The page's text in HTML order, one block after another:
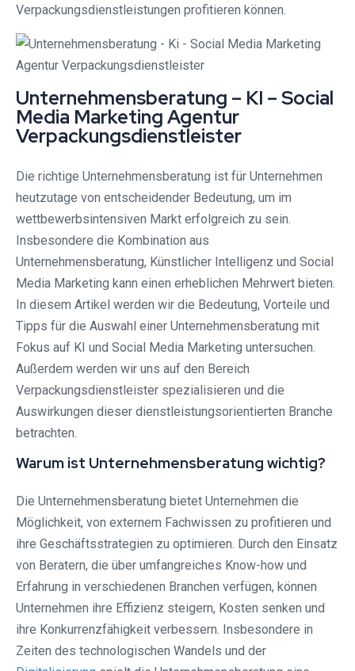
Verpackungsdienstleistungen profitieren können.
Unternehmensberatung – KI – Social
Media Marketing Agentur
Verpackungsdienstleister
Die richtige Unternehmensberatung ist für Unternehmen
heutzutage von entscheidender Bedeutung, um im
wettbewerbsintensiven Markt erfolgreich zu sein.
Insbesondere die Kombination aus
Unternehmensberatung, Künstlicher Intelligenz und Social
Media Marketing kann einen erheblichen Mehrwert bieten.
In diesem Artikel werden wir die Bedeutung, Vorteile und
Tipps für die Auswahl einer Unternehmensberatung mit
Fokus auf KI und Social Media Marketing untersuchen.
Außerdem werden wir uns auf den Bereich
Verpackungsdienstleister spezialisieren und die
Auswirkungen dieser dienstleistungsorientierten Branche
betrachten.
Warum ist Unternehmensberatung wichtig?
Die Unternehmensberatung bietet Unternehmen die
Möglichkeit, von externem Fachwissen zu profitieren und
ihre Geschäftsstrategien zu optimieren. Durch den Einsatz
von Beratern, die über umfangreiches Know-how und
Erfahrung in verschiedenen Branchen verfügen, können
Unternehmen ihre Effizienz steigern, Kosten senken und
ihre Konkurrenzfähigkeit verbessern. Insbesondere in
Zeiten des technologischen Wandels und der